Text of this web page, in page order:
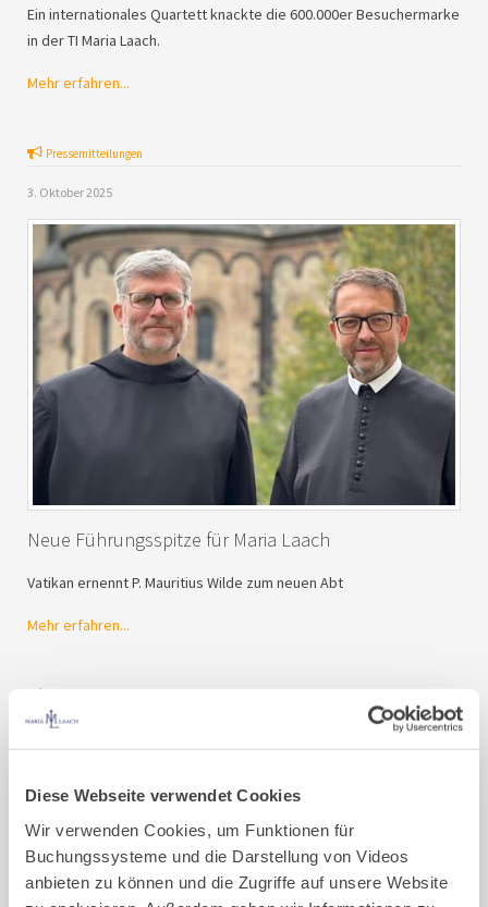
Diese Webseite verwendet Cookies
Wir verwenden Cookies, um Funktionen für
Buchungssysteme und die Darstellung von Videos
anbieten zu können und die Zugriffe auf unsere Website
Ein internationales Quartett knackte die 600.000er Besuchermarke
in der TI Maria Laach.
Mehr erfahren...
Pressemitteilungen
3. Oktober 2025
Neue Führungsspitze für Maria Laach
Vatikan ernennt P. Mauritius Wilde zum neuen Abt
Mehr erfahren...